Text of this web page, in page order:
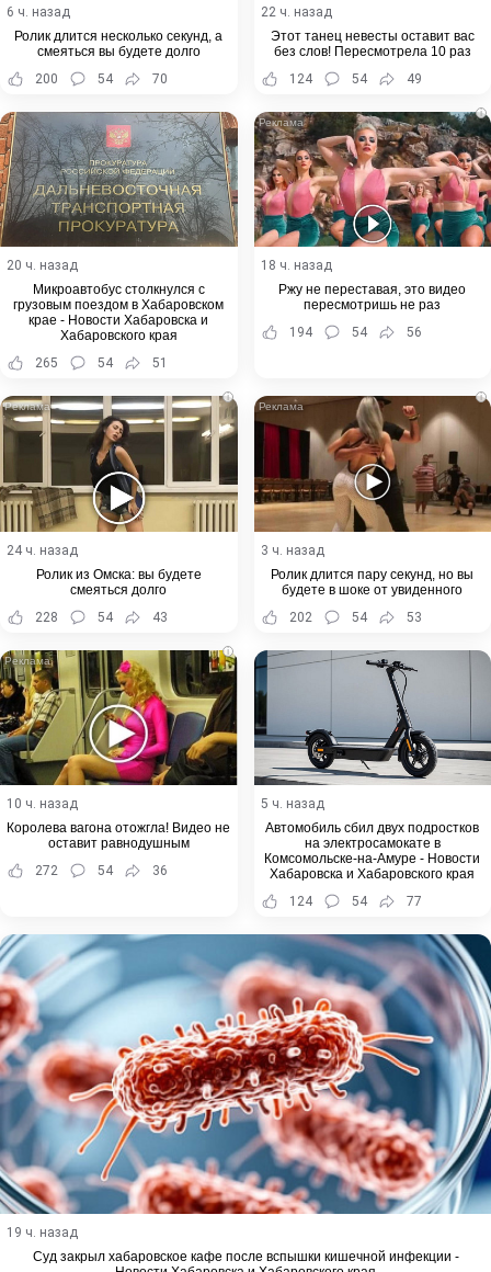
6 ч. назад
Ролик длится несколько секунд, а
смеяться вы будете долго
200
54 70
22 ч. назад
Этот танец невесты оставит вас
без слов! Пересмотрела 10 раз
124
54 49
20 ч. назад
Микроавтобус столкнулся с
грузовым поездом в Хабаровском
крае - Новости Хабаровска и
Хабаровского края
265
54 51
i
18 ч. назад
Ржу не переставая, это видео
пересмотришь не раз
194
54 56
i
24 ч. назад
Ролик из Омска: вы будете
смеяться долго
228
54 43
i
3 ч. назад
Ролик длится пару секунд, но вы
будете в шоке от увиденного
202
54 53
i
10 ч. назад
Королева вагона отожгла! Видео не
оставит равнодушным
272
54 36
5 ч. назад
Автомобиль сбил двух подростков
на электросамокате в
Комсомольске-на-Амуре - Новости
Хабаровска и Хабаровского края
124
54 77
19 ч. назад
Суд закрыл хабаровское кафе после вспышки кишечной инфекции -